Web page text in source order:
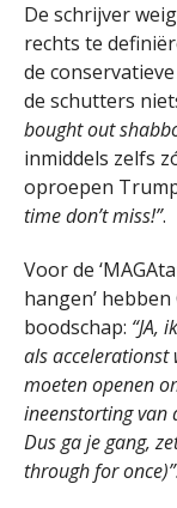
De schrijver
rechts te
de
de schutters
bought out
inmiddels zelfs
oproepen
time don’t miss!”.
Voor de
hangen’
boodschap: “JA,
als accelerationst
moeten openen
ineenstorting van
Dus ga je gang,
through for